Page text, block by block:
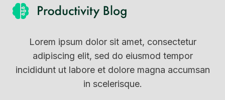
Lorem ipsum dolor sit amet, consectetur
adipiscing elit, sed do eiusmod tempor
incididunt ut labore et dolore magna accumsan
in scelerisque.